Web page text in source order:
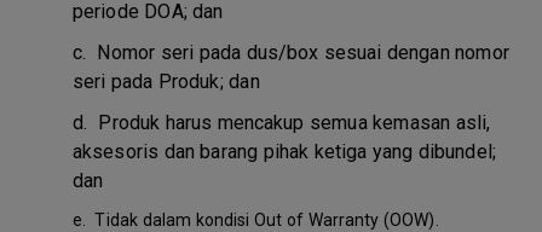
periode DOA; dan
c. Nomor seri pada dus/box sesuai dengan nomor
seri pada Produk; dan
d. Produk harus mencakup semua kemasan asli,
aksesoris dan barang pihak ketiga yang dibundel;
dan
e.Tidak dalam kondisi Out of Warranty (OOW).